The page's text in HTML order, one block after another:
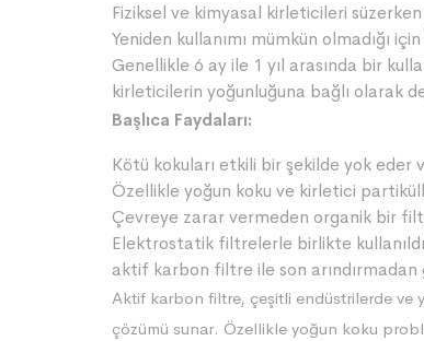
Fiziksel ve kimyasal kirleticileri
Yeniden kullanımı mümkün olmadığı
Genellikle 6 ay ile 1 yıl arasında bir
kirleticilerin yoğunluğuna bağlı olarak
Başlıca Faydaları:
Kötü kokuları etkili bir şekilde yok
Özellikle yoğun koku ve kirletici
Çevreye zarar vermeden organik bir
Elektrostatik filtrelerle birlikte
aktif karbon filtre ile son
Aktif karbon filtre, çeşitli endüstrilerde ve
çözümü sunar. Özellikle yoğun koku